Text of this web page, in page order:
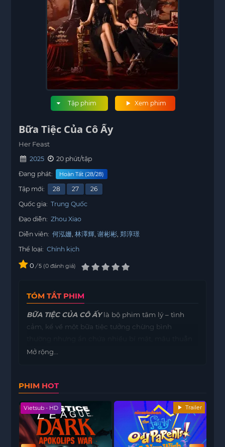
Xem phim
Tập phim
Bữa Tiệc Của Cô Ấy
Her Feast
2025
20 phút/tập
Đang phát:
Hoàn Tất (28/28)
Tập mới: 28 27
26
Quốc gia: Trung Quốc
Đạo diễn: Zhou Xiao
Diễn viên: 何泓姗 林澤輝 谢彬彬 郑淳璟
Thể loại: Chính kịch
0 / 5 0 đánh giá
TÓM TẮT PHIM
BỮA TIỆC CỦA CÔ ẤYlà bộ phim tâm lý – tình
cảm, kể về một bữa tiệc tưởng chừng bình
và những sự kiện bất ngờ thay đổi cuộc sống các
thẳng, những xung đột trong mối quan hệ và các
sống. Phim khai thác yếu tố tâm lý, cảm xúc và
các mâu thuẫn nội tâm, tạo nên trải nghiệm vừa
hồi hộp vừa cảm động cho khán giả.BỮA TIỆC
Mở rộng...
PHIM HOT
Vietsub - HD Trailer